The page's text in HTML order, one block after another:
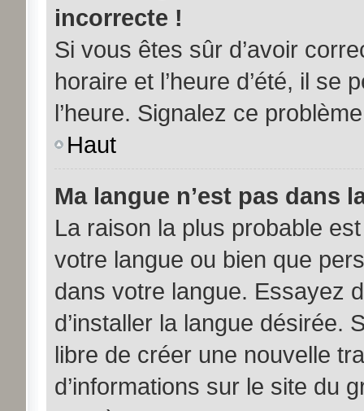
incorrecte !
Si vous êtes sûr d’avoir
horaire et l’heure d’été, il se
l’heure. Signalez ce
Haut
Ma langue n’est pas dans
La raison la plus probable
votre langue ou bien que
dans votre langue. Essayez
d’installer la langue désirée.
libre de créer une nouvelle
d’informations sur le site du